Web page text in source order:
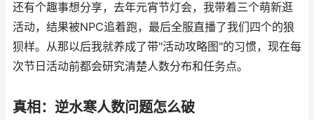
还有个趣事想分享，去年元宵节灯会，我带着三个萌新逛
活动，结果被NPC追着跑，最后全服直播了我们四个的狼
狈样。从那以后我就养成了带"活动攻略图"的习惯，现在每
次节日活动前都会研究清楚人数分布和任务点。
真相：逆水寒人数问题怎么破